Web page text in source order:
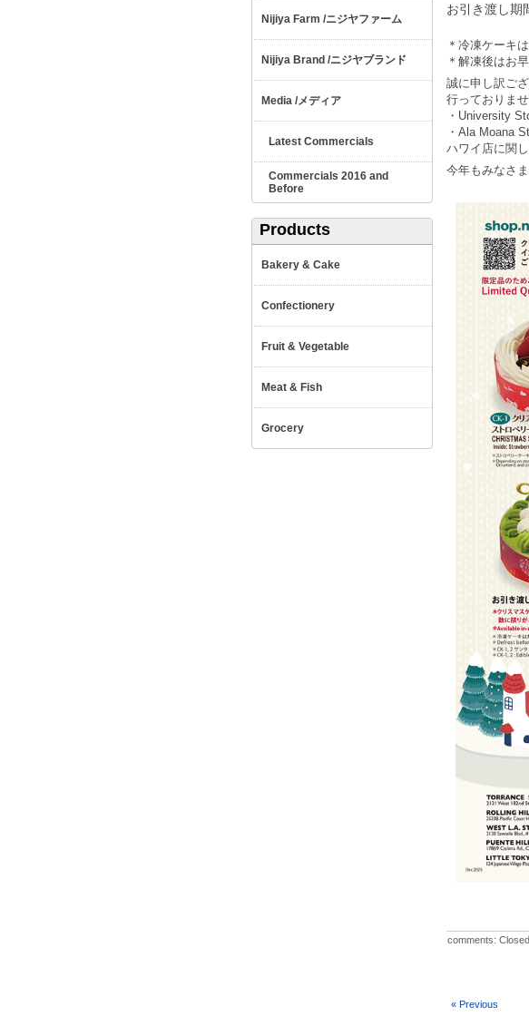
Nijiya Farm /ニジヤファーム
Nijiya Brand /ニジヤブランド
Media / メディア
Latest Commercials
Commercials 2016 and
Before
Products
Bakery & Cake
Confectionery
Fruit & Vegetable
Meat & Fish
Grocery
お引き渡し期
＊冷凍ケーキ
＊解凍後はお
誠に申し訳ご
行っておりませ
・University
・Ala Moana
ハワイ店に関
今年もみなさ
comments: Closed
« Previous